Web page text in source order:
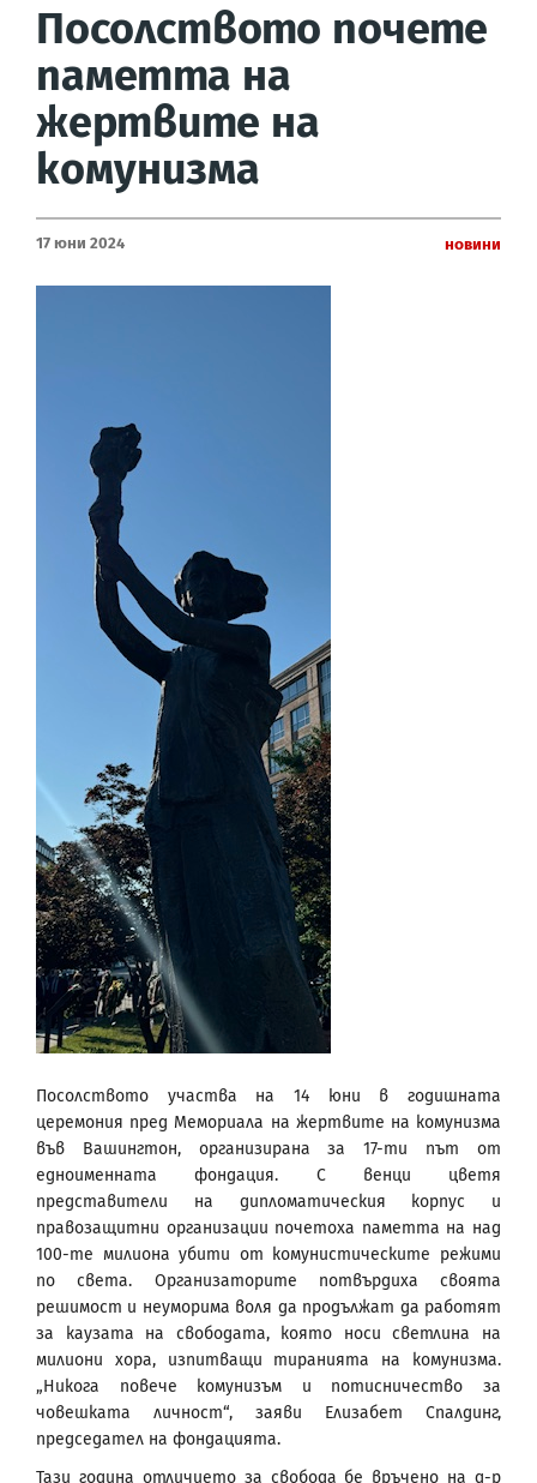
Посолството почете
паметта на
жертвите на
комунизма
17 Юни 2024 Новини
Посолството участва на 14 юни в годишната
церемония пред Мемориала на жертвите на комунизма
във Вашингтон, организирана за 17-ти път от
едноименната фондация. С венци цветя
представители на дипломатическия корпус и
правозащитни организации почетоха паметта на над
100-те милиона убити от комунистическите режими
по света. Организаторите потвърдиха своята
решимост и неуморима воля да продължат да работят
за каузата на свободата, която носи светлина на
милиони хора, изпитващи тиранията на комунизма.
„Никога повече комунизъм и потисничество за
човешката личност“, заяви Елизабет Спалдинг,
председател на фондацията.
Тази година отличието за свобода бе връчено на д-р